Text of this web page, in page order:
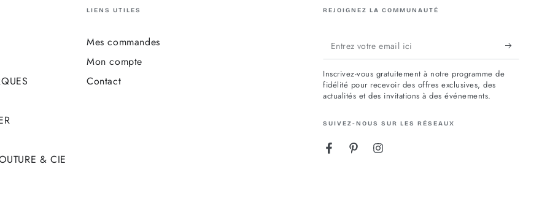
& CIE
LIENS UTILES
Mes commandes
Mon compte
Contact
REJOIGNEZ LA COMMUNAUTÉ
Entrez
votre
email
ici
Inscrivez-vous gratuitement à notre programme de
fidélité pour recevoir des offres exclusives, des
actualités et des invitations à des événements.
SUIVEZ-NOUS SUR LES RÉSEAUX
FacebookPinterestInstagram